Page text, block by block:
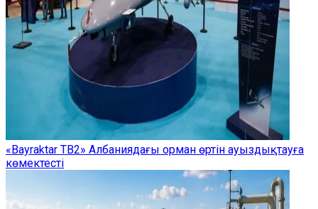
«Bayraktar TB2» Албаниядағы орман өртін ауыздықтауға
көмектесті